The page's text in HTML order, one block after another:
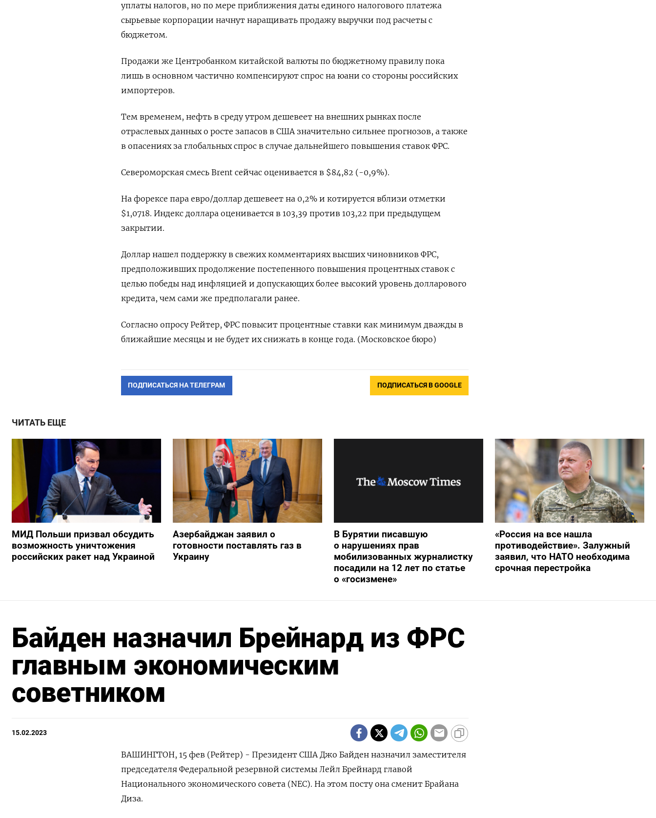
уплаты налогов, но по мере приближения даты единого налогового платежа
сырьевые корпорации начнут наращивать продажу выручки под расчеты с
бюджетом.
Продажи же Центробанком китайской валюты по бюджетному правилу пока
лишь в основном частично компенсируют спрос на юани со стороны российских
импортеров.
Тем временем, нефть в среду утром дешевеет на внешних рынках после
отраслевых данных о росте запасов в США значительно сильнее прогнозов, а также
в опасениях за глобальных спрос в случае дальнейшего повышения ставок ФРС.
Североморская смесь Brent сейчас оценивается в $84,82 (-0,9%).
На форексе пара евро/доллар дешевеет на 0,2% и котируется вблизи отметки
$1,0718. Индекс доллара оценивается в 103,39 против 103,22 при предыдущем
закрытии.
Доллар нашел поддержку в свежих комментариях высших чиновников ФРС,
предположивших продолжение постепенного повышения процентных ставок с
целью победы над инфляцией и допускающих более высокий уровень долларового
кредита, чем сами же предполагали ранее.
Согласно опросу Рейтер, ФРС повысит процентные ставки как минимум дважды в
ближайшие месяцы и не будет их снижать в конце года. (Московское бюро)
ПОДПИСАТЬСЯ НА ТЕЛЕГРАМ ПОДПИСАТЬСЯ В GOOGLE
ЧИТАТЬ ЕЩЕ
МИД Польши призвал обсудить
возможность уничтожения
российских ракет над Украиной
Азербайджан заявил о
готовности поставлять газ в
Украину
В Бурятии писавшую
о нарушениях прав
мобилизованных журналистку
посадили на 12 лет по статье
о «госизмене»
«Россия на все нашла
противодействие». Залужный
заявил, что НАТО необходима
срочная перестройка
Байден назначил Брейнард из ФРС
главным экономическим
советником
15.02.2023
ВАШИНГТОН, 15 фев (Рейтер) - Президент США Джо Байден назначил заместителя
председателя Федеральной резервной системы Лейл Брейнард главой
Национального экономического совета (NEC). На этом посту она сменит Брайана
Диза.